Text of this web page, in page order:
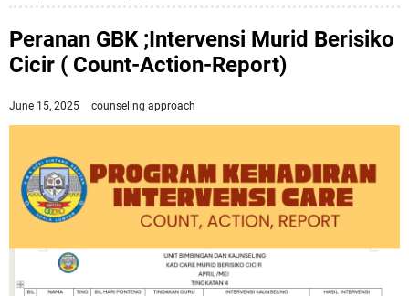
Peranan GBK ;Intervensi Murid Berisiko
Cicir ( Count-Action-Report)
June 15, 2025 counseling approach